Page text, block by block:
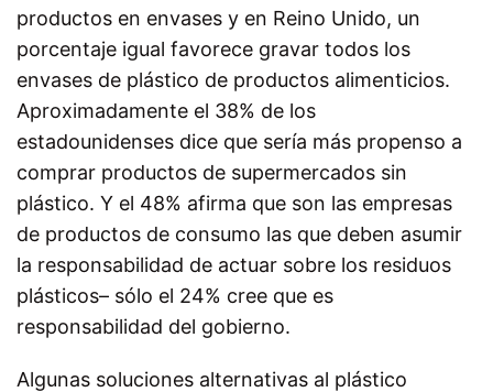
productos en envases y en Reino Unido, un
porcentaje igual favorece gravar todos los
envases de plástico de productos alimenticios.
Aproximadamente el 38% de los
estadounidenses dice que sería más propenso a
comprar productos de supermercados sin
plástico. Y el 48% afirma que son las empresas
de productos de consumo las que deben asumir
la responsabilidad de actuar sobre los residuos
plásticos– sólo el 24% cree que es
responsabilidad del gobierno.
Algunas soluciones alternativas al plástico